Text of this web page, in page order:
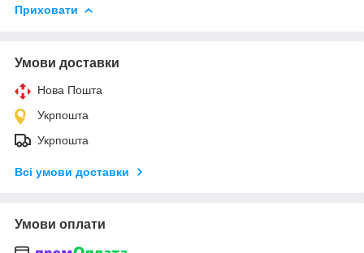
Приховати
Умови доставки
Нова Пошта
Укрпошта
Укрпошта
Всі умови доставки
Умови оплати